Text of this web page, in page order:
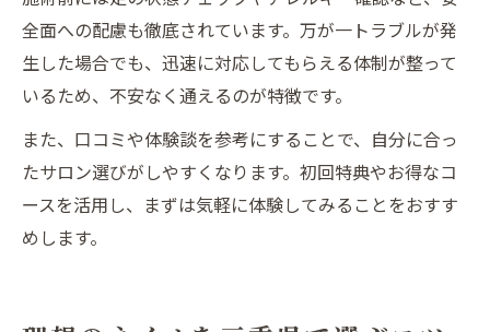
全面への配慮も徹底されています。万が一トラブルが発
生した場合でも、迅速に対応してもらえる体制が整って
いるため、不安なく通えるのが特徴です。
また、口コミや体験談を参考にすることで、自分に合っ
たサロン選びがしやすくなります。初回特典やお得なコ
ースを活用し、まずは気軽に体験してみることをおすす
めします。